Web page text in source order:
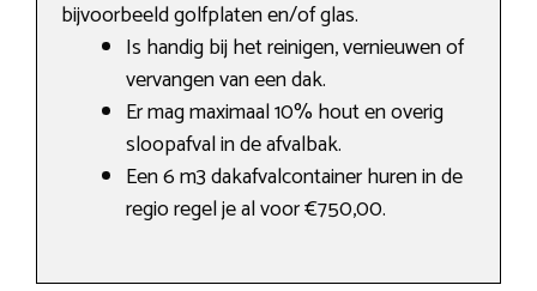
bijvoorbeeld golfplaten en/of glas.
Is handig bij het reinigen, vernieuwen of
vervangen van een dak.
Er mag maximaal 10% hout en overig
sloopafval in de afvalbak.
Een 6 m3 dakafvalcontainer huren in de
regio regel je al voor €750,00.